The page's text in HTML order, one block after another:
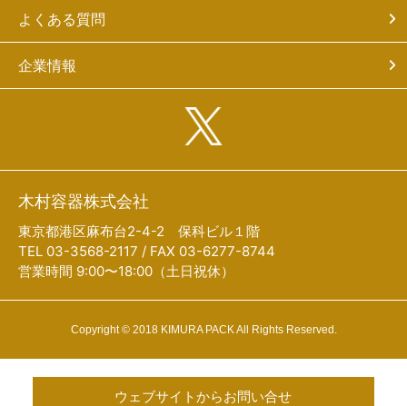
よくある質問
企業情報
木村容器株式会社
東京都港区麻布台2-4-2 保科ビル１階
TEL 03-3568-2117 / FAX 03-6277-8744
営業時間 9:00〜18:00（土日祝休）
Copyright © 2018 KIMURA PACK All Rights Reserved.
ウェブサイトからお問い合せ